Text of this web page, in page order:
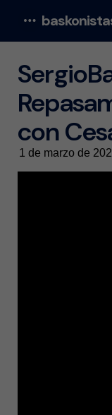
con
1 de marzo de